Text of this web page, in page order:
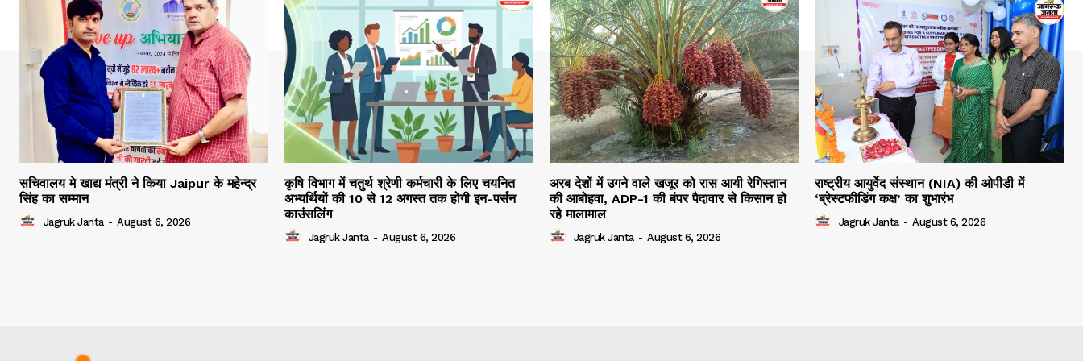
सचिवालय मे खाद्य मंत्री ने किया Jaipur के महेन्द्र
सिंह का सम्मान
Jagruk Janta - August 6, 2026
कृषि विभाग में चतुर्थ श्रेणी कर्मचारी के लिए चयनित
अभ्यर्थियों की 10 से 12 अगस्त तक होगी इन-पर्सन
काउंसलिंग
Jagruk Janta - August 6, 2026
अरब देशों में उगने वाले खजूर को रास आयी रेगिस्तान
की आबोहवा, ADP-1 की बंपर पैदावार से किसान हो
रहे मालामाल
Jagruk Janta - August 6, 2026
राष्ट्रीय आयुर्वेद संस्थान (NIA) की ओपीडी में
‘ब्रेस्टफीडिंग कक्ष’ का शुभारंभ
Jagruk Janta - August 6, 2026